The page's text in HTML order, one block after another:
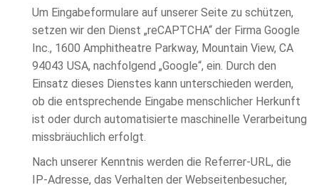
Um Eingabeformulare auf unserer Seite zu schützen,
setzen wir den Dienst „reCAPTCHA“ der Firma Google
Inc., 1600 Amphitheatre Parkway, Mountain View, CA
94043 USA, nachfolgend „Google“, ein. Durch den
Einsatz dieses Dienstes kann unterschieden werden,
ob die entsprechende Eingabe menschlicher Herkunft
ist oder durch automatisierte maschinelle Verarbeitung
missbräuchlich erfolgt.
Nach unserer Kenntnis werden die Referrer-URL, die
IP-Adresse, das Verhalten der Webseitenbesucher,